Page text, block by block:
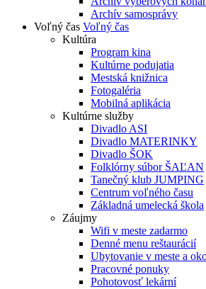
Archív samosprávy
Voľný čas Voľný čas
Kultúra
Program kina
Kultúrne podujatia
Mestská knižnica
Fotogaléria
Mobilná aplikácia
Kultúrne služby
Divadlo ASI
Divadlo MATERINKY
Divadlo ŠOK
Folklórny súbor ŠAĽAN
Tanečný klub JUMPING
Centrum voľného času
Základná umelecká škola
Záujmy
Wifi v meste zadarmo
Denné menu reštaurácií
Ubytovanie v meste a
Pracovné ponuky
Pohotovosť lekární